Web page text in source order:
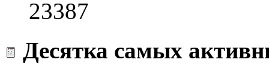
23387
Десятка самых